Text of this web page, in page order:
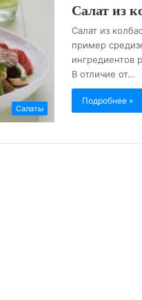
Салаты
Салат из
Салат из
пример
ингредиентов
В отличие от…
Подробнее »